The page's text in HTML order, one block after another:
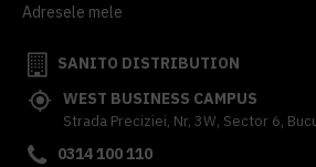
Adresele mele
SANITO DISTRIBUTION
WEST BUSINESS CAMPUS
Strada Preciziei, Nr, 3W, Sector 6,
0314 100 110